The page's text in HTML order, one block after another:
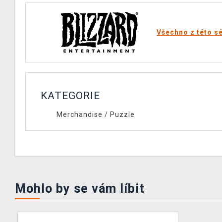
Všechno z této
KATEGORIE
Merchandise / Puzzle
Mohlo by se vám líbit